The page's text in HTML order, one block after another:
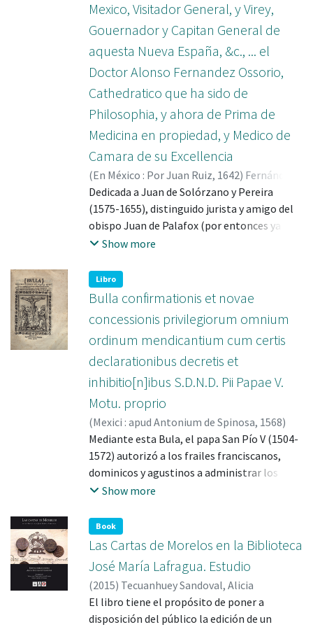
Mexico, Visitador General, y Virey,
Gouernador y Capitan General de
aquesta Nueva España, &c., ... el
Doctor Alonso Fernandez Ossorio,
Cathedratico que ha sido de
Philosophia, y ahora de Prima de
Medicina en propiedad, y Medico de
Camara de su Excellencia
(En México : Por Juan Ruiz, 1642) Fernández
Osorio, Alonso
Dedicada a Juan de Solórzano y Pereira
(1575-1655), distinguido jurista y amigo del
obispo Juan de Palafox (por entonces ya
Virrey de la Nueva España), la presente obra
traslación de los restos del finado obispo
Vega de Tixtla (donde fue enterrado) a la
Constan, en el verso de la portada, el escudo
nobiliario del Virrey-Arzobispo Palafox y de
Solórzano por ser dedicatario de la obra. La
ceremonia fúnebre fue presidida por Palafox
en su doble carácter de Virrey y de Arzobispo
de México, "cosa que raras vezes se abrá
visto", como señala el autor de la relación.
Posteriormente, se incluye una breve
descripción del túmulo funerario y de las
composiciones poéticas que formaban parte
del mismo.
Show more
Libro
Bulla confirmationis et novae
concessionis privilegiorum omnium
ordinum mendicantium cum certis
declarationibus decretis et
inhibitio[n]ibus S.D.N.D. Pii Papae V.
Motu. proprio
(Mexici : apud Antonium de Spinosa, 1568)
Iglesia católica, Papa (1566-1572: Pio V)
Mediante esta Bula, el papa San Pío V (1504-
1572) autorizó a los frailes franciscanos,
dominicos y agustinos a administrar los
sacramentos en los pueblos indígenas, tal
Concilio de Trento.
Show more
Book
Las Cartas de Morelos en la Biblioteca
José María Lafragua. Estudio
(2015) Tecuanhuey Sandoval, Alicia
El libro tiene el propósito de poner a
disposición del público la edición de un